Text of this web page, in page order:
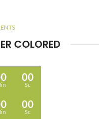
COLORED
00
Sc
00
Sc